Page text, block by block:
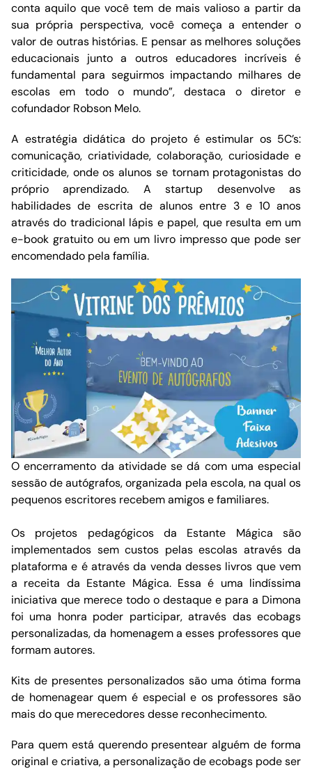
conta aquilo que você tem de mais valioso a partir da
sua própria perspectiva, você começa a entender o
valor de outras histórias. E pensar as melhores soluções
educacionais junto a outros educadores incríveis é
fundamental para seguirmos impactando milhares de
escolas em todo o mundo”, destaca o diretor e
cofundador Robson Melo.
A estratégia didática do projeto é estimular os 5C’s:
comunicação, criatividade, colaboração, curiosidade e
criticidade, onde os alunos se tornam protagonistas do
próprio aprendizado. A startup desenvolve as
habilidades de escrita de alunos entre 3 e 10 anos
através do tradicional lápis e papel, que resulta em um
e-book gratuito ou em um livro impresso que pode ser
encomendado pela família.
O encerramento da atividade se dá com uma especial
sessão de autógrafos, organizada pela escola, na qual os
pequenos escritores recebem amigos e familiares.
Os projetos pedagógicos da Estante Mágica são
implementados sem custos pelas escolas através da
plataforma e é através da venda desses livros que vem
a receita da Estante Mágica. Essa é uma lindíssima
iniciativa que merece todo o destaque e para a Dimona
foi uma honra poder participar, através das ecobags
personalizadas, da homenagem a esses professores que
formam autores.
Kits de presentes personalizados são uma ótima forma
de homenagear quem é especial e os professores são
mais do que merecedores desse reconhecimento.
Para quem está querendo presentear alguém de forma
original e criativa, a personalização de ecobags pode ser